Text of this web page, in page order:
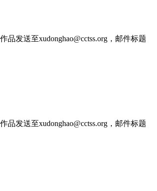
发送至xudonghao@cctss.org，邮件标题
发送至xudonghao@cctss.org，邮件标题